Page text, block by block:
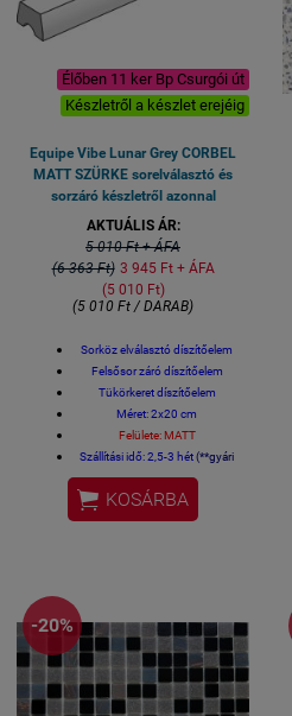
Élőben 11 ker Bp Csurgói út
Készletről a készlet erejéig
Equipe Vibe Lunar Grey CORBEL
MATT SZÜRKE sorelválasztó és
sorzáró készletről azonnal
AKTUÁLIS ÁR:
5 010 Ft + ÁFA
(6 363 Ft) 3 945 Ft + ÁFA
(5 010 Ft)
(5 010 Ft / DARAB)
Sorköz elválasztó díszítőelem
Felsősor záró díszítőelem
Tükörkeret díszítőelem
Méret: 2x20 cm
Felülete: MATT
Szállítási idő: 2,5-3 hét(**gyári
rendelkezésre állás esetén)
A megadott ár darab ár, x 5 =
folyóméter.
 KOSÁRBA
-20%